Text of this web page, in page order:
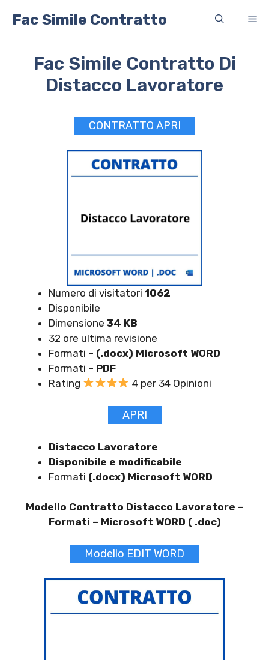
Fac Simile Contratto
Fac Simile Contratto Di
Distacco Lavoratore
CONTRATTO APRI
Numero di visitatori 1062
Disponibile
Dimensione 34 KB
32 ore ultima revisione
Formati – (.docx) Microsoft WORD
Formati – PDF
Rating
4 per 34 Opinioni
APRI
Distacco Lavoratore
Disponibile e modificabile
Formati (.docx) Microsoft WORD
Modello Contratto Distacco Lavoratore –
Formati – Microsoft WORD ( .doc)
Modello EDIT WORD